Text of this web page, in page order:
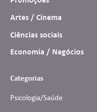
Artes / Cinema
Ciências sociais
Economia / Negócios
Categorias
Psicologia/Saúde